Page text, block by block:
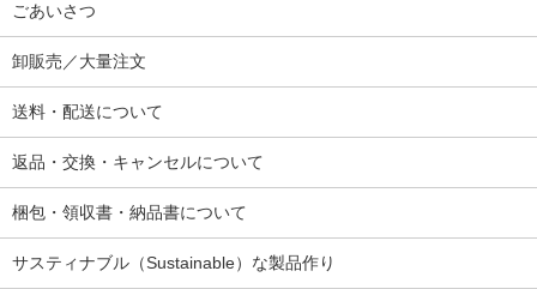
ごあいさつ
卸販売／大量注文
送料・配送について
返品・交換・キャンセルについて
梱包・領収書・納品書について
サスティナブル（Sustainable）な製品作り